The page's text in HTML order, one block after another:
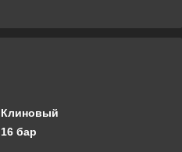
Клиновый
16 бар